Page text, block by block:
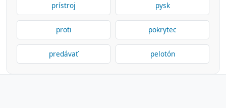
prístroj pysk
proti pokrytec
predávať pelotón